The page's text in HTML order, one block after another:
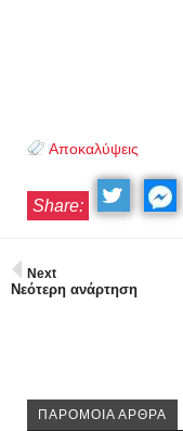
Αποκαλύψεις
Share:
Next
Νεότερη ανάρτηση
ΠΑΡΟΜΟΙΑ ΑΡΘΡΑ